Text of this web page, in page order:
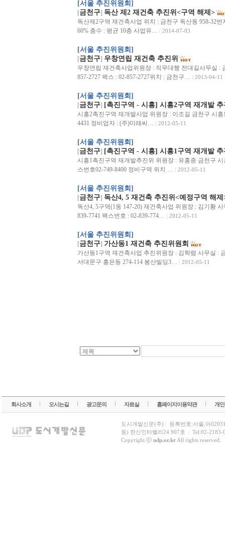
[서울 추진위원회]
[금천구] 독산 제2 재건축 추진위<구역 해제>
독산제2구역 재건축사업 위치 : 금천구 독산동 958-32
60% 층수 : 평균 10층 사업유…
2014-07-03
[서울 추진위원회]
[금천구] 우창연립 재건축 추진위
우창연립 재건축사업위원장 : 직무대행 전대길사무실 :
857-2727 팩스 : 02-857-2727위치 : 금천구…
2013-04-11
[서울 추진위원회]
[금천구] [촉진구역 - 시흥] 시흥2구역 재개발
시흥2촉진구역 재개발사업 위원장 : 이조길 금천구 시흥
4431 정비업자 : (주)미래씨…
2012-05-11
[서울 추진위원회]
[금천구] [촉진구역 - 시흥] 시흥1구역 재개발
시흥1촉진구역 재개발추진위 위원장 : 유홍종 금천구
스번호02-749-8400 정비구역 위치 …
2012-05-11
[서울 추진위원회]
[금천구] 독산4, 5 재건축 추진위<예정구역 해제
독산4, 5구역(1동 147-20) 재건축사업 위원장 : 김기황
839-7741 팩스번호 : 02-839-774…
2012-05-11
[서울 추진위원회]
[금천구] 가산동1 재건축 추진위원회
가산동1구역 재건축사업 추진위원장 : 김학렴 사무실 :
서대문구 홍은동 274-114 봉산빌딩3…
2012-05-11
회사소개 오시는길 광고문의 자료실 홈페이지이용약관 개
도시개발신문(주)
등록번호:서울,아
동) 한신인터밸리24 907호
Tel:02-2183-
Copyright ⓒ udp.or.krAll rights reserved.